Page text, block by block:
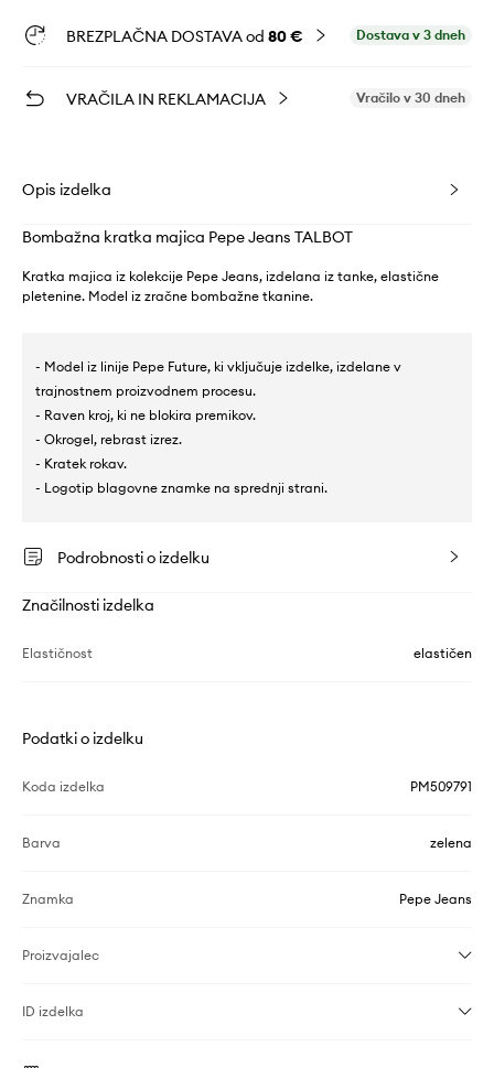
BREZPLAČNA DOSTAVA od 80 € Dostava v 3 dneh
VRAČILA IN REKLAMACIJA Vračilo v 30 dneh
Opis izdelka
Bombažna kratka majica Pepe Jeans TALBOT
Kratka majica iz kolekcije Pepe Jeans, izdelana iz tanke, elastične
pletenine. Model iz zračne bombažne tkanine.
- Model iz linije Pepe Future, ki vključuje izdelke, izdelane v
trajnostnem proizvodnem procesu.
- Raven kroj, ki ne blokira premikov.
- Okrogel, rebrast izrez.
- Kratek rokav.
- Logotip blagovne znamke na sprednji strani.
Podrobnosti o izdelku
Značilnosti izdelka
Elastičnost elastičen
Podatki o izdelku
Koda izdelka PM509791
Barva zelena
Znamka Pepe Jeans
Proizvajalec
ID izdelka